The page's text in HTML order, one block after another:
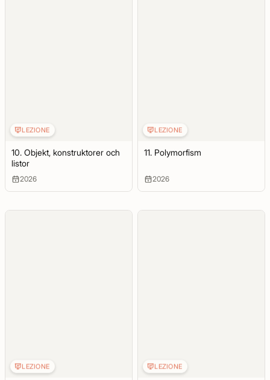
LEZIONE
10. Objekt, konstruktorer och
listor
2026
LEZIONE
11. Polymorfism
2026
LEZIONE LEZIONE